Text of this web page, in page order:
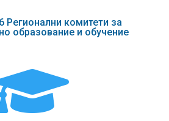
Регионални комитети за
образование и обучение